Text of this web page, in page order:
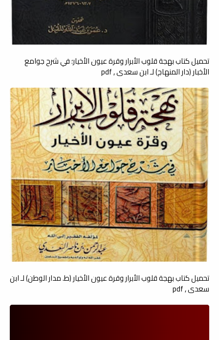
تحميل كتاب بهجة قلوب الأبرار وقرة عيون الأخيار؛ في شرح جوامع
الأخبار (دار المنهاج) لـ ابن سعدي , pdf
تحميل كتاب بهجة قلوب الأبرار وقرة عيون الأخيار (ط. مدار الوطن) لـ ابن
سعدي , pdf